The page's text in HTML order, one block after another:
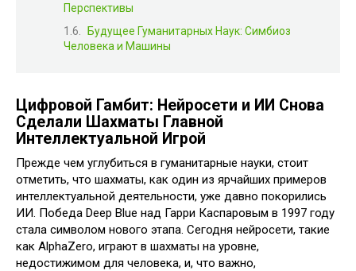
Перспективы
Будущее Гуманитарных Наук: Симбиоз
Человека и Машины
Цифровой Гамбит: Нейросети и ИИ Снова
Сделали Шахматы Главной
Интеллектуальной Игрой
Прежде чем углубиться в гуманитарные науки, стоит
отметить, что шахматы, как один из ярчайших примеров
интеллектуальной деятельности, уже давно покорились
ИИ. Победа Deep Blue над Гарри Каспаровым в 1997 году
стала символом нового этапа. Сегодня нейросети, такие
как AlphaZero, играют в шахматы на уровне,
недостижимом для человека, и, что важно,